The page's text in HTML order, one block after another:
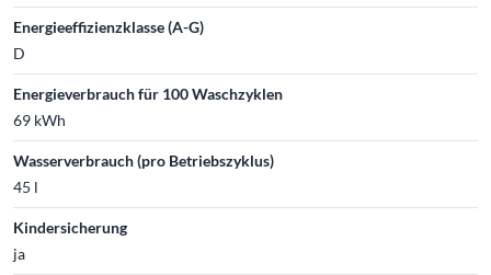
Energieeffizienzklasse (A-G)
D
Energieverbrauch für 100 Waschzyklen
69 kWh
Wasserverbrauch (pro Betriebszyklus)
45 l
Kindersicherung
ja